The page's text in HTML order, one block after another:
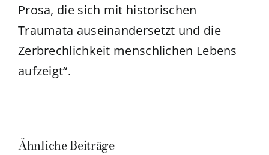
Prosa, die sich mit historischen
Traumata auseinandersetzt und die
Zerbrechlichkeit menschlichen Lebens
aufzeigt“.
Ähnliche Beiträge